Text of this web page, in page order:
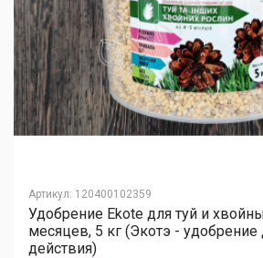
Артикул: 120400102359
Удобрение Ekote для туй и
месяцев, 5 кг (Экотэ - удобрение
действия)